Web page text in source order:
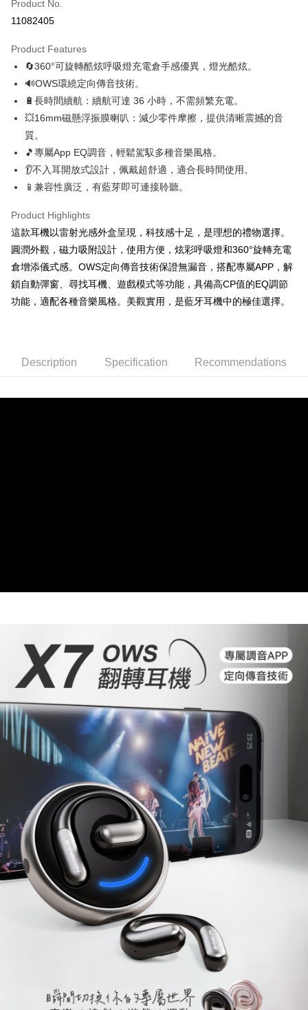
NT$60/order | Free shipping on orders of NT$499 or more
付款後全家取貨
NT$60/order | Free shipping on orders of NT$499 or more
萊爾富取貨付款
NT$60/order | Free shipping on orders of NT$598 or more
付款後萊爾富取貨
NT$60/order | Free shipping on orders of NT$598 or more
7-11取貨付款
NT$60/order | Free shipping on orders of NT$598 or more
付款後7-11取貨
NT$60/order | Free shipping on orders of NT$598 or more
宅配
NT$60/order | Free shipping on orders of NT$800 or more
外島宅配
Product No.
11082405
Product Features
🔄360°可旋轉酷炫呼吸燈充電倉手感優異，燈光酷炫。
🔊OWS環繞定向傳音技術。
🔋長時間續航：續航可達 36 小時，不需頻繁充電。
💥16mm磁懸浮振膜喇叭：減少零件摩擦，提供清晰震撼的音
質。
🎵專屬App EQ調音，輕鬆駕馭多種音樂風格。
👂不入耳開放式設計，佩戴超舒適，適合長時間使用。
📱兼容性廣泛，有藍芽即可連接聆聽。
Product Highlights
這款耳機以雷射光感外盒呈現，科技感十足，是理想的禮物選擇。
圓潤外觀，磁力吸附設計，使用方便，炫彩呼吸燈和360°旋轉充電
倉增添儀式感。OWS定向傳音技術保證無漏音，搭配專屬APP，解
鎖自動彈窗、尋找耳機、遊戲模式等功能，具備高CP值的EQ調節
功能，適配各種音樂風格。美觀實用，是藍牙耳機中的極佳選擇。
Description Specification Recommendations